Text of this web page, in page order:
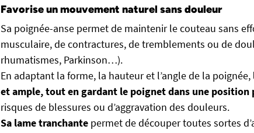
Favorise un mouvement naturel sans douleur
Sa poignée-anse permet de maintenir le couteau sans
musculaire, de contractures, de tremblements ou de
rhumatismes, Parkinson…).
En adaptant la forme, la hauteur et l’angle de la poignée,
et ample, tout en gardant le poignet dans une position
risques de blessures ou d’aggravation des douleurs.
Sa lame tranchante permet de découper toutes sortes